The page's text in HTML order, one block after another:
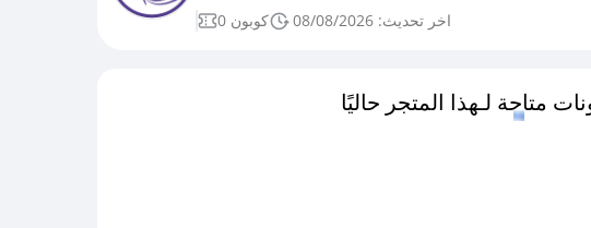
0 كوبون
اخر تحديث: 08/08/2026